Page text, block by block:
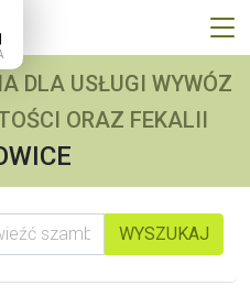
DLA USŁUGI WYWÓZ
ORAZ FEKALII
WYSZUKAJ